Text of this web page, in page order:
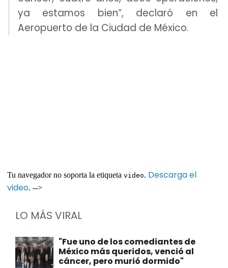
ya estamos bien”, declaró en el
Aeropuerto de la Ciudad de México.
Tu navegador no soporta la etiqueta video. Descarga el
video. -->
LO MÁS VIRAL
"Fue uno de los comediantes de
México más queridos, venció al
cáncer, pero murió dormido"